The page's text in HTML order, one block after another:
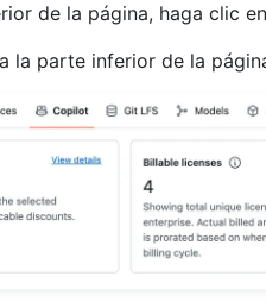
de la página, haga clic en
la parte inferior de la